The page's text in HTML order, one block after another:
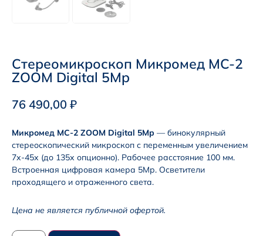
Стереомикроскоп Микромед MC-2
ZOOM Digital 5Mp
76 490,00 ₽
Микромед MC-2 ZOOM Digital 5Mp — бинокулярный
стереоскопический микроскоп с переменным увеличением
7х-45х (до 135х опционно). Рабочее расстояние 100 мм.
Встроенная цифровая камера 5Мр. Осветители
проходящего и отраженного света.
Цена не является публичной офертой.